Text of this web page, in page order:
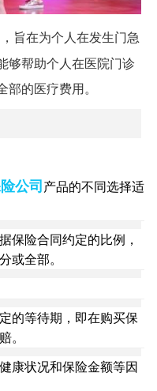
旨在为个人在发生门急
够帮助个人在医院门诊
的医疗费用。
公司产品的不同选择适
保险合同约定的比例，
或全部。
的等待期，即在购买保
。
康状况和保险金额等因